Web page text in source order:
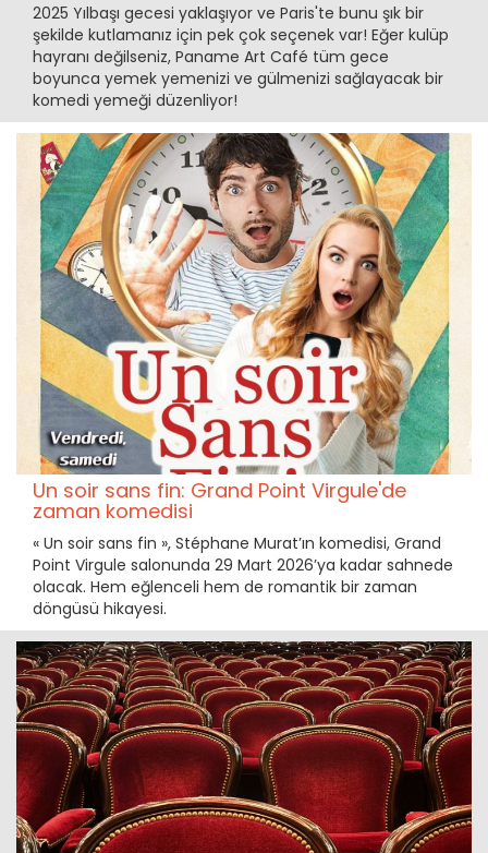
2025 Yılbaşı gecesi yaklaşıyor ve Paris'te bunu şık bir
şekilde kutlamanız için pek çok seçenek var! Eğer kulüp
hayranı değilseniz, Paname Art Café tüm gece
boyunca yemek yemenizi ve gülmenizi sağlayacak bir
komedi yemeği düzenliyor!
Un soir sans fin: Grand Point Virgule'de
zaman komedisi
« Un soir sans fin », Stéphane Murat’ın komedisi, Grand
Point Virgule salonunda 29 Mart 2026’ya kadar sahnede
olacak. Hem eğlenceli hem de romantik bir zaman
döngüsü hikayesi.